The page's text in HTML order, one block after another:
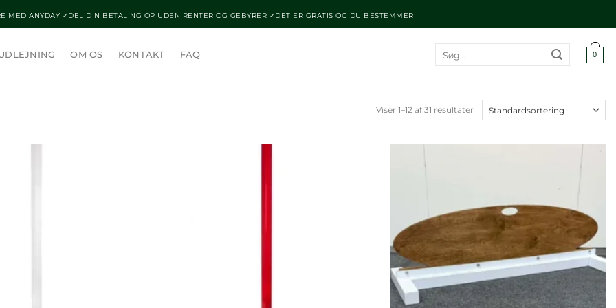
MED ANYDAY ✓DEL DIN BETALING OP UDEN RENTER OG GEBYRER ✓DET ER GRATIS OG DU BESTEMMER
OM OS KONTAKT FAQ
efter:
0
Viser 1–12 af 31 resultater